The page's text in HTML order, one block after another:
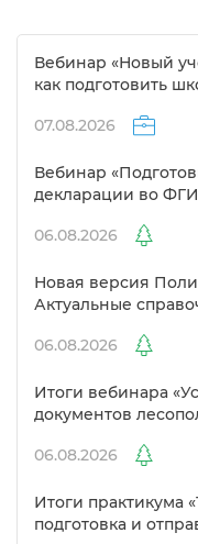
ебинар «Новый
как подготовить
07.08.2026
ебинар
декларации во
06.08.2026
Новая версия
Актуальные
06.08.2026
Итоги вебинара
документов
06.08.2026
Итоги практикума
подготовка и